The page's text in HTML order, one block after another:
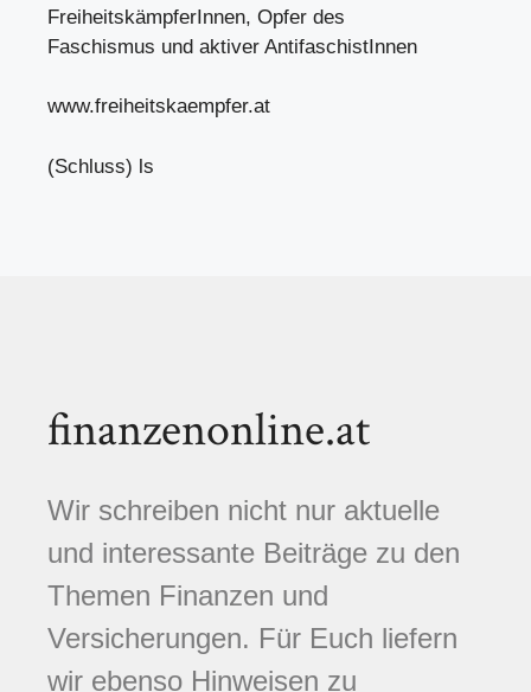
FreiheitskämpferInnen, Opfer des
Faschismus und aktiver AntifaschistInnen
www.freiheitskaempfer.at
(Schluss) ls
finanzenonline.at
Wir schreiben nicht nur aktuelle
und interessante Beiträge zu den
Themen Finanzen und
Versicherungen. Für Euch liefern
wir ebenso Hinweisen zu